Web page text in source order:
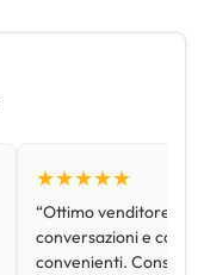
★★★★★
“Ottimo venditore,
conversazioni e con
convenienti.